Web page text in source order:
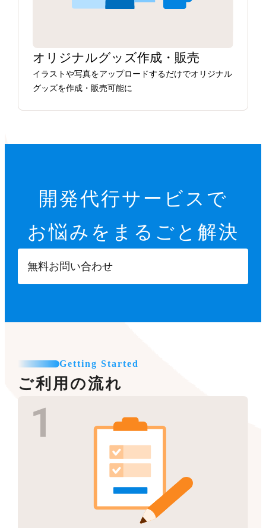
オリジナルグッズ作成・販売
イラストや写真をアップロードするだけでオリジナル
グッズを作成・販売可能に
開発代行サービスで
お悩みをまるごと解決
無料お問い合わせ
Getting Started
ご利用の流れ